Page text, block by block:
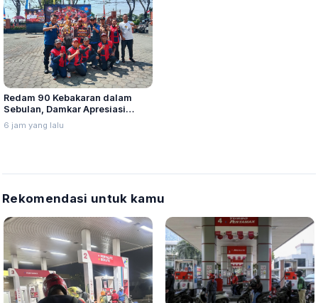
Redam 90 Kebakaran dalam
Sebulan, Damkar Apresiasi
Relawan Melalui Lomba Redkar
Agustusan
6 jam yang lalu
Rekomendasi untuk kamu